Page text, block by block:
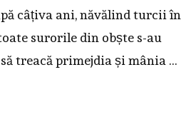
câțiva ani, năvălind turcii în
surorile din obște s-au
treacă primejdia și mânia …